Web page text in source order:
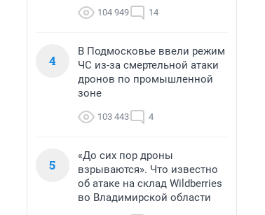
104 949 14
4
В Подмосковье ввели режим
ЧС из-за смертельной атаки
дронов по промышленной
зоне
103 443 4
5
«До сих пор дроны
взрываются». Что известно
об атаке на склад Wildberries
во Владимирской области